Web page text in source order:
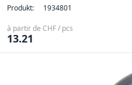
Produkt: 1934801
à partir de CHF / pcs
13.21